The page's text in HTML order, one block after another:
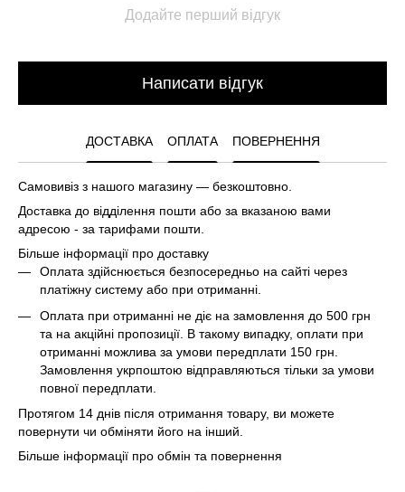
Додайте перший відгук
Написати відгук
ДОСТАВКА ОПЛАТА ПОВЕРНЕННЯ
Самовивіз з нашого магазину — безкоштовно.
Доставка до відділення пошти або за вказаною вами
адресою - за тарифами пошти.
Більше інформації про доставку
Оплата здійснюється безпосередньо на сайті через
платіжну систему або при отриманні.
Оплата при отриманні не діє на замовлення до 500 грн
та на акційні пропозиції. В такому випадку, оплати при
отриманні можлива за умови передплати 150 грн.
Замовлення укрпоштою відправляються тільки за умови
повної передплати.
Протягом 14 днів після отримання товару, ви можете
повернути чи обміняти його на інший.
Більше інформації про обмін та повернення